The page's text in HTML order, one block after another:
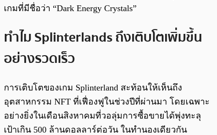
เกมที่มีชื่อว่า “Dark Energy Crystals”
ทำไม Splinterlands ถึงเติบโตเพิ่มขึ้น
อย่างรวดเร็ว
การเติบโตของเกม Splinterland สะท้อนให้เห็นถึง
อุตสาหกรรม NFT ที่เฟื่องฟูในช่วงปีที่ผ่านมา โดยเฉพาะ
อย่างยิ่งในเดือนสิงหาคมที่วอลุ่มการซื้อขายได้พุ่งทะลุ
เป้าเกิน 500 ล้านดอลลาร์ต่อวัน ในทำนองเดียวกัน